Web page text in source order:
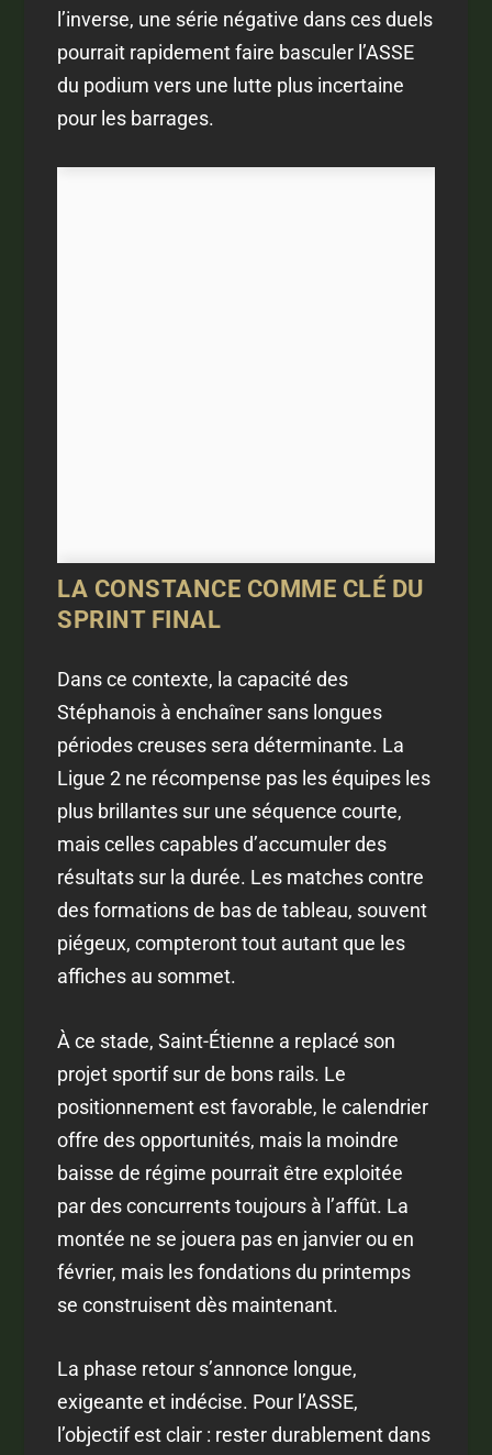
l’inverse, une série négative dans ces duels
pourrait rapidement faire basculer l’ASSE
du podium vers une lutte plus incertaine
pour les barrages.
LA CONSTANCE COMME CLÉ DU
SPRINT FINAL
Dans ce contexte, la capacité des
Stéphanois à enchaîner sans longues
périodes creuses sera déterminante. La
Ligue 2 ne récompense pas les équipes les
plus brillantes sur une séquence courte,
mais celles capables d’accumuler des
résultats sur la durée. Les matches contre
des formations de bas de tableau, souvent
piégeux, compteront tout autant que les
affiches au sommet.
À ce stade, Saint-Étienne a replacé son
projet sportif sur de bons rails. Le
positionnement est favorable, le calendrier
offre des opportunités, mais la moindre
baisse de régime pourrait être exploitée
par des concurrents toujours à l’affût. La
montée ne se jouera pas en janvier ou en
février, mais les fondations du printemps
se construisent dès maintenant.
La phase retour s’annonce longue,
exigeante et indécise. Pour l’ASSE,
l’objectif est clair : rester durablement dans